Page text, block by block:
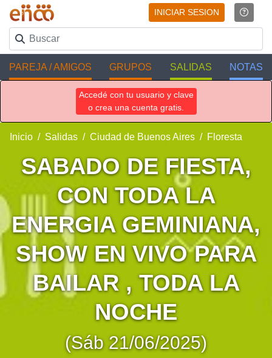
INICIAR SESION
PAREJA / AMIGOS GRUPOS SALIDAS NOTAS
Accedé con tu usuario y clave
o crea una cuenta gratis.
Inicio Salidas Ciudad de Buenos Aires Floresta
SABADO DE FIESTA,
CON TODA LA
ENERGIA GEMINIANA,
SHOW EN VIVO PARA
BAILAR , TODA LA
NOCHE
(Sáb 21/06/2025)